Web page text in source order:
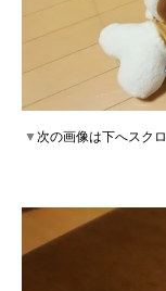
▼次の画像は下へスク